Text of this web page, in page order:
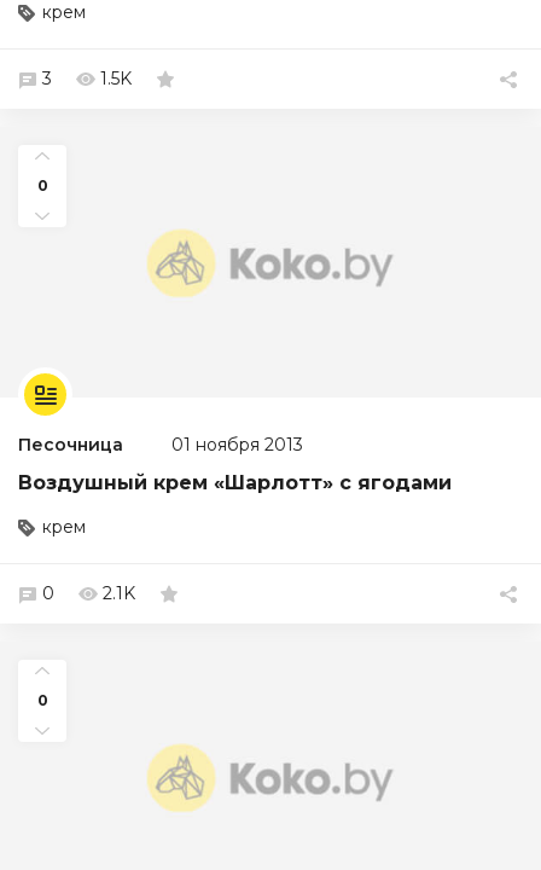
крем
3 1.5K
0
Песочница 01 ноября 2013
Воздушный крем «Шарлотт» с ягодами
крем
0 2.1K
0